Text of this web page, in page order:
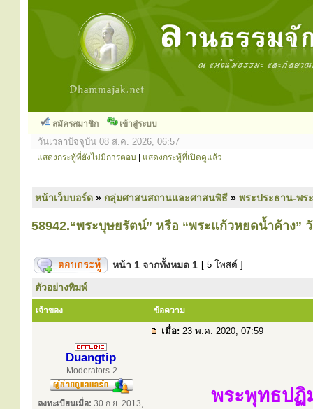
สมัครสมาชิก เข้าสู่ระบบ
วันเวลาปัจจุบัน 08 ส.ค. 2026, 06:57
แสดงกระทู้ที่ยังไม่มีการตอบ แสดงกระทู้ที่เปิดดูแล้ว
หน้าเว็บบอร์ด » กลุ่มศาสนสถานและศาสนพิธี » พระประธาน-พร
58942.“พระบุษยรัตน์” หรือ “พระแก้วหยดน้ำค้าง”
หน้า 1 จากทั้งหมด 1 [ 5 โพสต์ ]
ตัวอย่างพิมพ์
เจ้าของ ข้อความ
เมื่อ: 23 พ.ค. 2020, 07:59
Duangtip
Moderators-2
ลงทะเบียนเมื่อ: 30 ก.ย. 2013,
พระพุทธป